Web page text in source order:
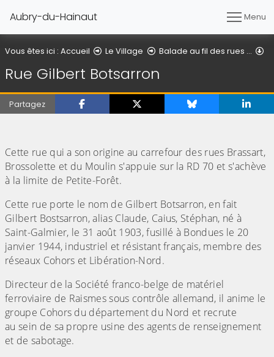
Aubry-du-Hainaut Menu
Vous êtes ici : Accueil Le Village Balade au fil des rues ...
Rue Gilbert Botsarron
Partagez
Cette rue qui a son origine au carrefour des rues Brassart,
Brossolette et du Moulin s'appuie sur la RD 70 et s'achève
à la limite de Petite-Forêt.
Cette rue porte le nom de Gilbert Botsarron, en fait
Gilbert Bostsarron, alias Claude, Caius, Stéphan, né à
Saint-Galmier, le 31 août 1903, fusillé à Bondues le 20
janvier 1944, industriel et résistant français, membre des
réseaux Cohors et Libération-Nord.
Directeur de la Société franco-belge de matériel
ferroviaire de Raismes sous contrôle allemand, il anime le
groupe Cohors du département du Nord et recrute
au sein de sa propre usine des agents de renseignement
et de sabotage.